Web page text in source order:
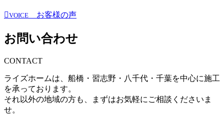
VOICE お客様の声
お問い合わせ
CONTACT
ライズホームは、船橋・習志野・八千代・千葉を中心に施工
を承っております。
それ以外の地域の方も、まずはお気軽にご相談くださいま
せ。